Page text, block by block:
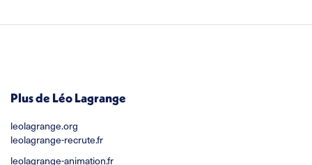
Plus de Léo Lagrange
leolagrange.org
leolagrange-recrute.fr
leolagrange-animation.fr